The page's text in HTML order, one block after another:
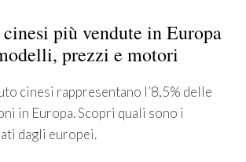
più vendute in Europa
prezzi e motori
cinesi rappresentano l’8,5% delle
in Europa. Scopri quali sono i
dagli europei.